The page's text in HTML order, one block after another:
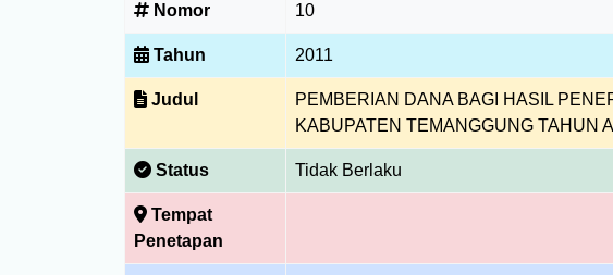
Nomor 10
Tahun 2011
Judul
PEMBERIAN DANA BAGI HASIL
KABUPATEN TEMANGGUNG TAHUN
Status Tidak Berlaku
Tempat
Penetapan